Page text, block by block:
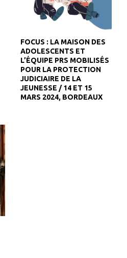
FOCUS : LA MAISON DES
ADOLESCENTS ET
L’ÉQUIPE PRS MOBILISÉS
POUR LA PROTECTION
JUDICIAIRE DE LA
JEUNESSE / 14 ET 15
MARS 2024, BORDEAUX